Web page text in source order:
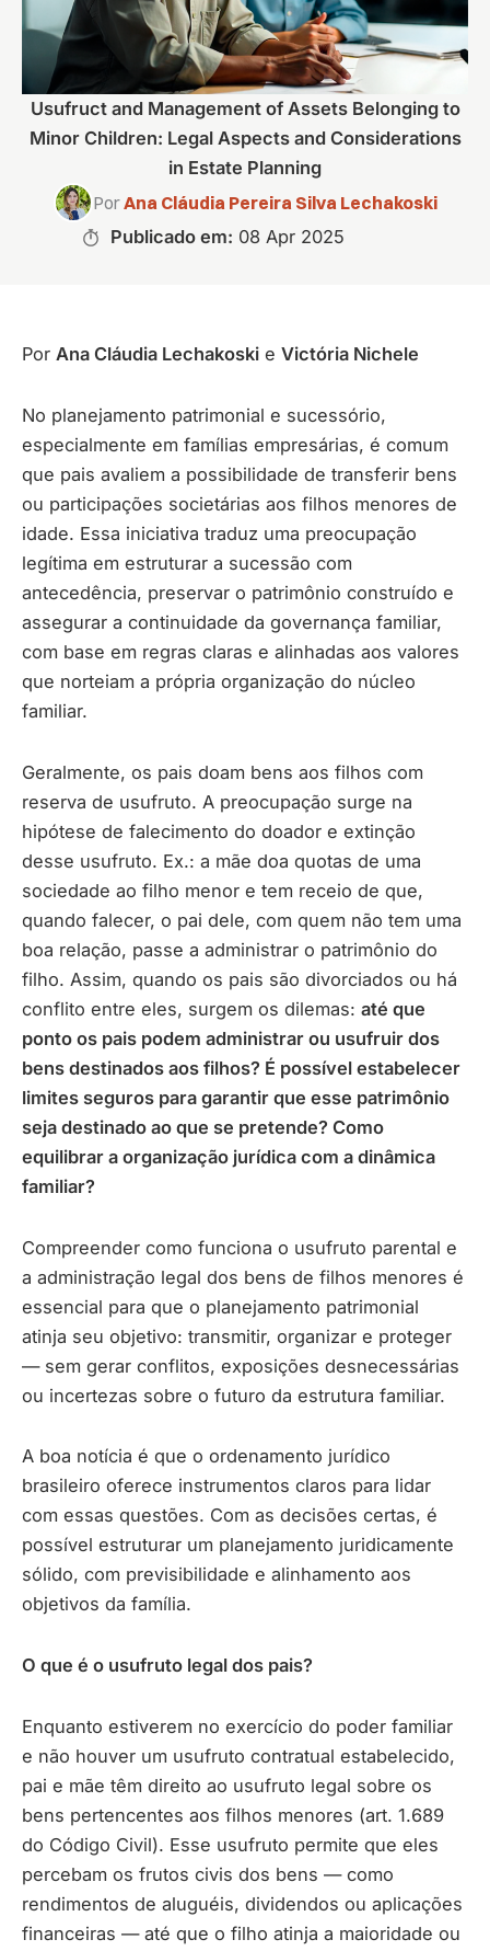
Usufruct and Management of Assets Belonging to
Minor Children: Legal Aspects and Considerations
in Estate Planning
PorAna Cláudia Pereira Silva Lechakoski
Publicado em: 08 Apr 2025
Por Ana Cláudia Lechakoski e Victória Nichele
No planejamento patrimonial e sucessório,
especialmente em famílias empresárias, é comum
que pais avaliem a possibilidade de transferir bens
ou participações societárias aos filhos menores de
idade. Essa iniciativa traduz uma preocupação
legítima em estruturar a sucessão com
antecedência, preservar o patrimônio construído e
assegurar a continuidade da governança familiar,
com base em regras claras e alinhadas aos valores
que norteiam a própria organização do núcleo
familiar.
Geralmente, os pais doam bens aos filhos com
reserva de usufruto. A preocupação surge na
hipótese de falecimento do doador e extinção
desse usufruto. Ex.: a mãe doa quotas de uma
sociedade ao filho menor e tem receio de que,
quando falecer, o pai dele, com quem não tem uma
boa relação, passe a administrar o patrimônio do
filho. Assim, quando os pais são divorciados ou há
conflito entre eles, surgem os dilemas: até que
ponto os pais podem administrar ou usufruir dos
bens destinados aos filhos? É possível estabelecer
limites seguros para garantir que esse patrimônio
seja destinado ao que se pretende? Como
equilibrar a organização jurídica com a dinâmica
familiar?
Compreender como funciona o usufruto parental e
a administração legal dos bens de filhos menores é
essencial para que o planejamento patrimonial
atinja seu objetivo: transmitir, organizar e proteger
— sem gerar conflitos, exposições desnecessárias
ou incertezas sobre o futuro da estrutura familiar.
A boa notícia é que o ordenamento jurídico
brasileiro oferece instrumentos claros para lidar
com essas questões. Com as decisões certas, é
possível estruturar um planejamento juridicamente
sólido, com previsibilidade e alinhamento aos
objetivos da família.
O que é o usufruto legal dos pais?
Enquanto estiverem no exercício do poder familiar
e não houver um usufruto contratual estabelecido,
pai e mãe têm direito ao usufruto legal sobre os
bens pertencentes aos filhos menores (art. 1.689
do Código Civil). Esse usufruto permite que eles
percebam os frutos civis dos bens — como
rendimentos de aluguéis, dividendos ou aplicações
financeiras — até que o filho atinja a maioridade ou